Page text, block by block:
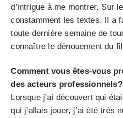
d’intrigue à me montrer. Sur
constamment les textes. Il a
toute dernière semaine de
connaître le dénouement du
Comment vous êtes-vous
des acteurs professionnels?
Lorsque j’ai découvert qui
qui j’allais jouer, j’ai été très